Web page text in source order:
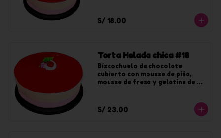
S/ 18.00
Torta Helada chica #18
Bizcochuelo de chocolate
cubierto con mousse de piña,
mousse de fresa y gelatina de
S/ 23.00